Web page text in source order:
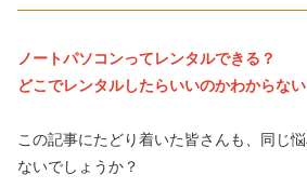
ノートパソコンってレンタルできる？
どこでレンタルしたらいいのかわからない
この記事にたどり着いた皆さんも、同じ
ないでしょうか？